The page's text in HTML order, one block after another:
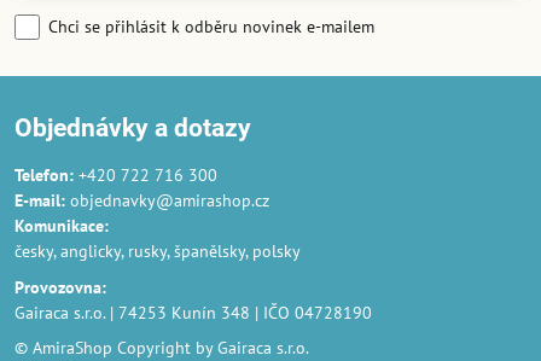
Chci se přihlásit k odběru novinek e-mailem
Objednávky a dotazy
Telefon: +420 722 716 300
E-mail: objednavky@amirashop.cz
Komunikace:
česky, anglicky, rusky, španělsky, polsky
Provozovna:
Gairaca s.r.o. | 74253 Kunín 348 | IČO 04728190
© AmiraShop Copyright by Gairaca s.r.o.